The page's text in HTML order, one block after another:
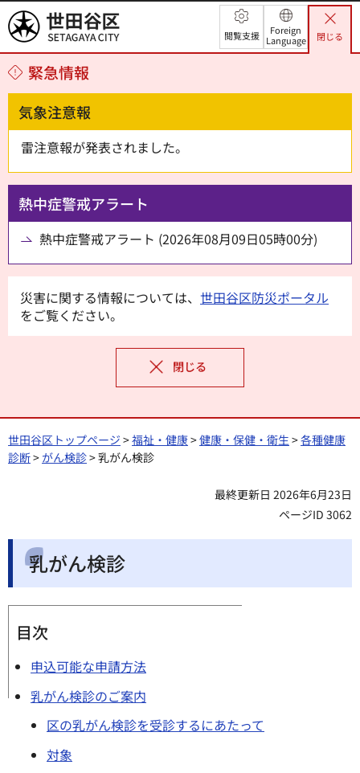
世田谷区 閲覧支援
Foreign
Language
閉じる
緊急情報
気象注意報
雷注意報が発表されました。
熱中症警戒アラート
熱中症警戒アラート (2026年08月09日05時00分)
災害に関する情報については、 世田谷区防災ポータル
をご覧ください。
閉じる
世田谷区トップページ >福祉・健康>健康・保健・衛生 >各種健康
診断> がん検診> 乳がん検診
最終更新日 2026年6月23日
ページID 3062
乳がん検診
目次
申込可能な申請方法
乳がん検診のご案内
区の乳がん検診を受診するにあたって
対象